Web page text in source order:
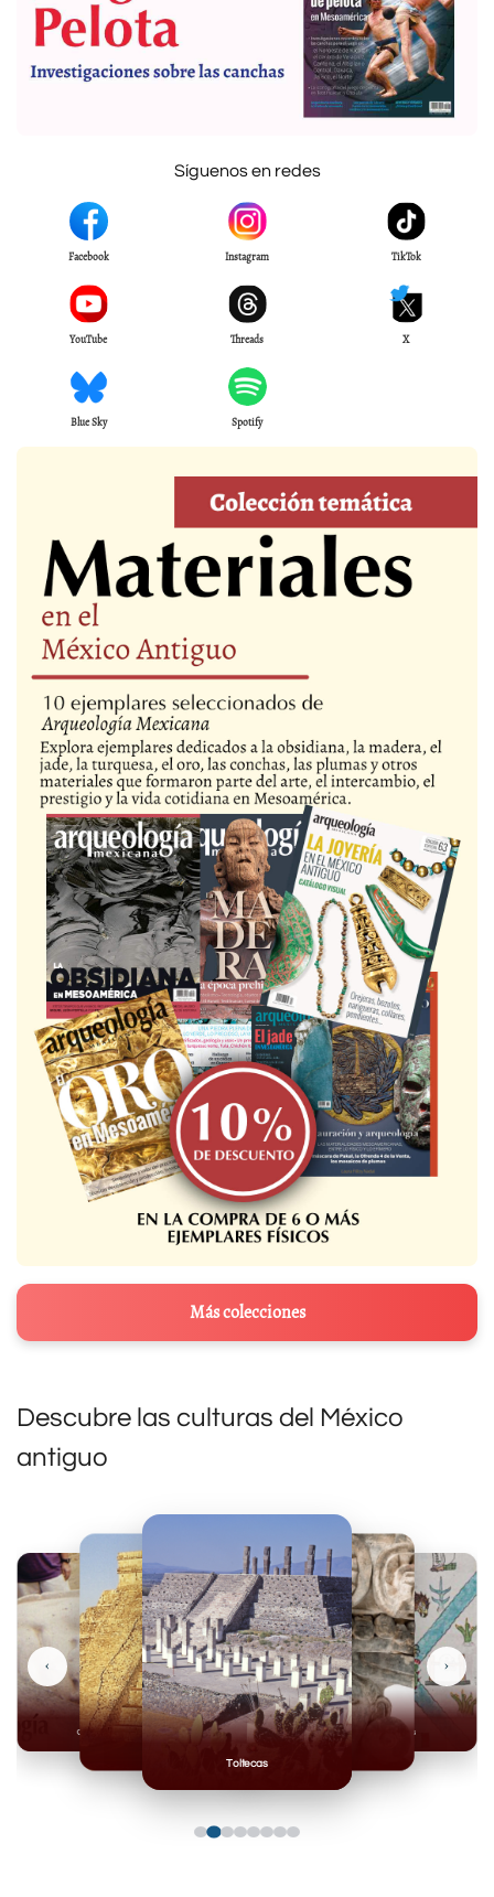
Síguenos en redes
Facebook Instagram TikTok
YouTube Threads X
Blue Sky Spotify
Más colecciones
Descubre las culturas del México
antiguo
Toltecas
Mexicas
Olmecas
‹ ›